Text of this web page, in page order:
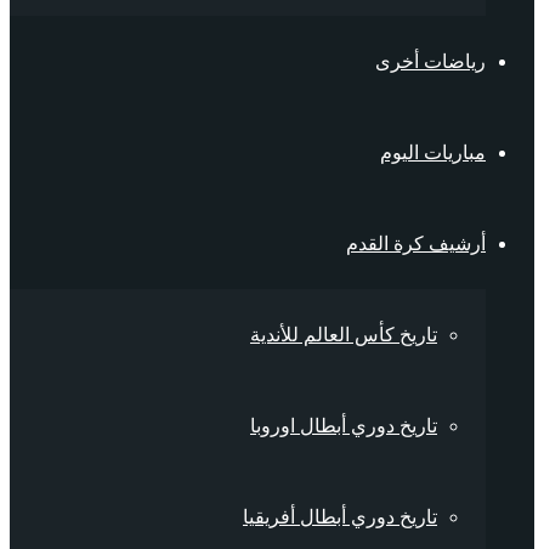
رياضات أخرى
مباريات اليوم
أرشيف كرة القدم
تاريخ كأس العالم للأندية
تاريخ دوري أبطال اوروبا
تاريخ دوري أبطال أفريقيا